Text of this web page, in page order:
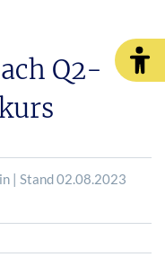
Q2-
| Stand 02.08.2023